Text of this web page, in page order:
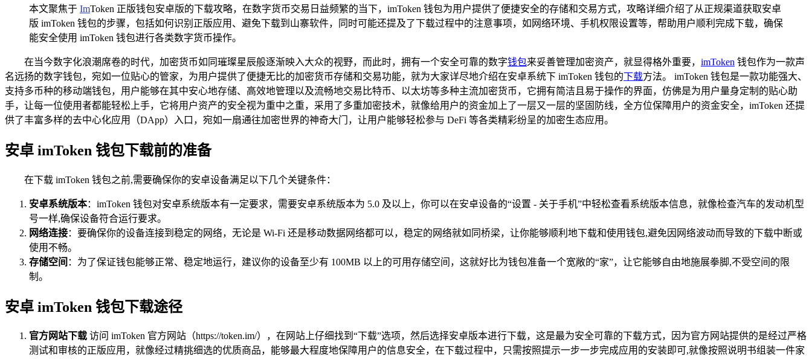
本文聚焦于 ImToken 正版钱包安卓版的下载攻略，在数字货币交易日益频繁的当下，imToken 钱包为用户提供了便捷安全的存储和交易方式，攻略详细介绍了从正规渠道获取安卓
版 imToken 钱包的步骤，包括如何识别正版应用、避免下载到山寨软件，同时可能还提及了下载过程中的注意事项，如网络环境、手机权限设置等，帮助用户顺利完成下载，确保
能安全使用 imToken 钱包进行各类数字货币操作。
在当今数字化浪潮席卷的时代，加密货币如同璀璨星辰般逐渐映入大众的视野，而此时，拥有一个安全可靠的数字钱包来妥善管理加密资产，就显得格外重要， imToken 钱包作为一款声
名远扬的数字钱包，宛如一位贴心的管家，为用户提供了便捷无比的加密货币存储和交易功能，就为大家详尽地介绍在安卓系统下 imToken 钱包的下载方法。 imToken 钱包是一款功能强大、
支持多币种的移动端钱包，用户能够在其中安心地存储、高效地管理以及流畅地交易比特币、以太坊等多种主流加密货币，它拥有简洁且易于操作的界面，仿佛是为用户量身定制的贴心助
手，让每一位使用者都能轻松上手，它将用户资产的安全视为重中之重，采用了多重加密技术，就像给用户的资金加上了一层又一层的坚固防线，全方位保障用户的资金安全，imToken 还提
供了丰富多样的去中心化应用（DApp）入口，宛如一扇通往加密世界的神奇大门，让用户能够轻松参与 DeFi 等各类精彩纷呈的加密生态应用。
安卓 imToken 钱包下载前的准备
在下载 imToken 钱包之前,需要确保你的安卓设备满足以下几个关键条件：
安卓系统版本：imToken 钱包对安卓系统版本有一定要求，需要安卓系统版本为 5.0 及以上，你可以在安卓设备的“设置 - 关于手机”中轻松查看系统版本信息，就像检查汽车的发动机型
号一样,确保设备符合运行要求。
网络连接：要确保你的设备连接到稳定的网络，无论是 Wi-Fi 还是移动数据网络都可以，稳定的网络就如同桥梁，让你能够顺利地下载和使用钱包,避免因网络波动而导致的下载中断或
使用不畅。
存储空间 ：为了保证钱包能够正常、稳定地运行，建议你的设备至少有 100MB 以上的可用存储空间，这就好比为钱包准备一个宽敞的“家”，让它能够自由地施展拳脚,不受空间的限
制。
安卓 imToken 钱包下载途径
官方网站下载 访问 imToken 官方网站（https://token.im/），在网站上仔细找到“下载”选项，然后选择安卓版本进行下载，这是最为安全可靠的下载方式，因为官方网站提供的是经过严格
测试和审核的正版应用，就像经过精挑细选的优质商品，能够最大程度地保障用户的信息安全，在下载过程中，只需按照提示一步一步完成应用的安装即可,就像按照说明书组装一件家